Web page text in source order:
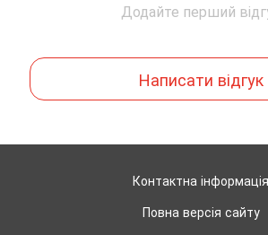
Додайте перший
Написати відгук
Контактна інформація
Повна версія сайту